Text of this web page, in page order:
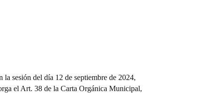
sesión del día 12 de septiembre de 2024,
el Art. 38 de la Carta Orgánica Municipal,